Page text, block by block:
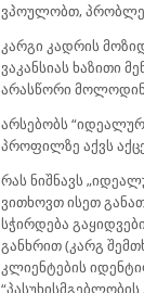
ვპოულობთ,
კარგი კადრის
ვაკანსიას ხაზითი
არასწორი
არსებობს
პროფილზე აქვს
რას ნიშნავს
ვითხოვთ ისეთ
სჭირდება
განხრით (კარგ
კლიენტების